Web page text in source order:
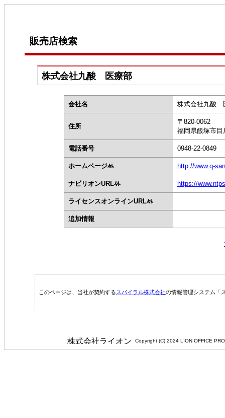
販売店検索
株式会社九酸 医療部
会社名 株式会社九
住所
〒820-0062
福岡県飯塚市目
電話番号 0948-22-0849
ホームページ http://www.q-
ナビリオンURL https://
ライセンスオンラインURL
追加情報
このページは、当社が契約するスパイラル株式会社の情報管理システム「
Copyright (C) 2024 LION OFFICE